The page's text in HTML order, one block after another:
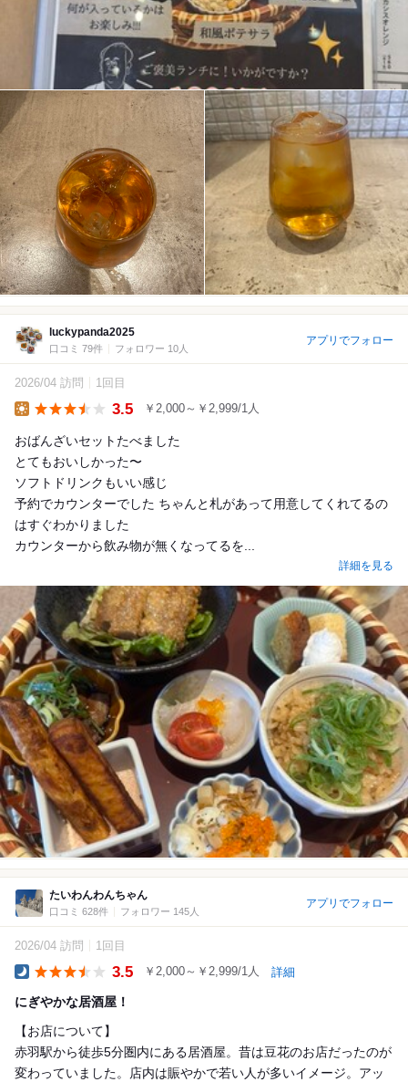
luckypanda2025
口コミ 79件 フォロワー 10人
アプリでフォロー
2026/04 訪問 1回目
3.5 ￥2,000～￥2,999/1人
おばんざいセットたべました
とてもおいしかった〜
ソフトドリンクもいい感じ
予約でカウンターでした ちゃんと札があって用意してくれてるの
はすぐわかりました
カウンターから飲み物が無くなってるを...
詳細を見る
たいわんわんちゃん
口コミ 628件 フォロワー 145人
アプリでフォロー
2026/04 訪問 1回目
3.5 ￥2,000～￥2,999/1人 詳細
にぎやかな居酒屋！
【お店について】
赤羽駅から徒歩5分圏内にある居酒屋。昔は豆花のお店だったのが
変わっていました。店内は賑やかで若い人が多いイメージ。アッ